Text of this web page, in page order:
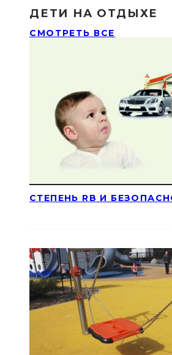
ДЕТИ НА ОТДЫХЕ
СМОТРЕТЬ ВСЕ
СТЕПЕНЬ RB И